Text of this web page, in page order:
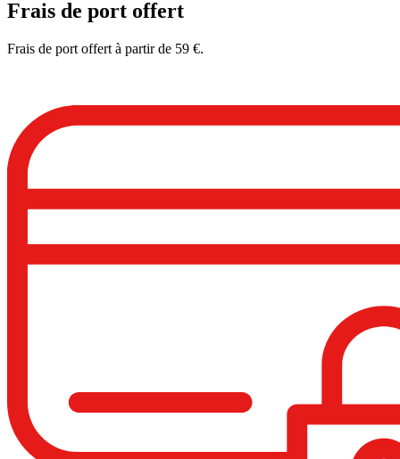
Frais de port offert
Frais de port offert à partir de 59 €.